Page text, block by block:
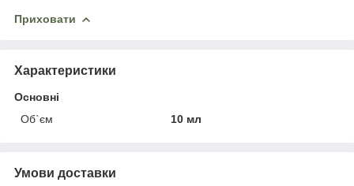
Приховати
Характеристики
Основні
Об`єм
10 мл
Умови доставки